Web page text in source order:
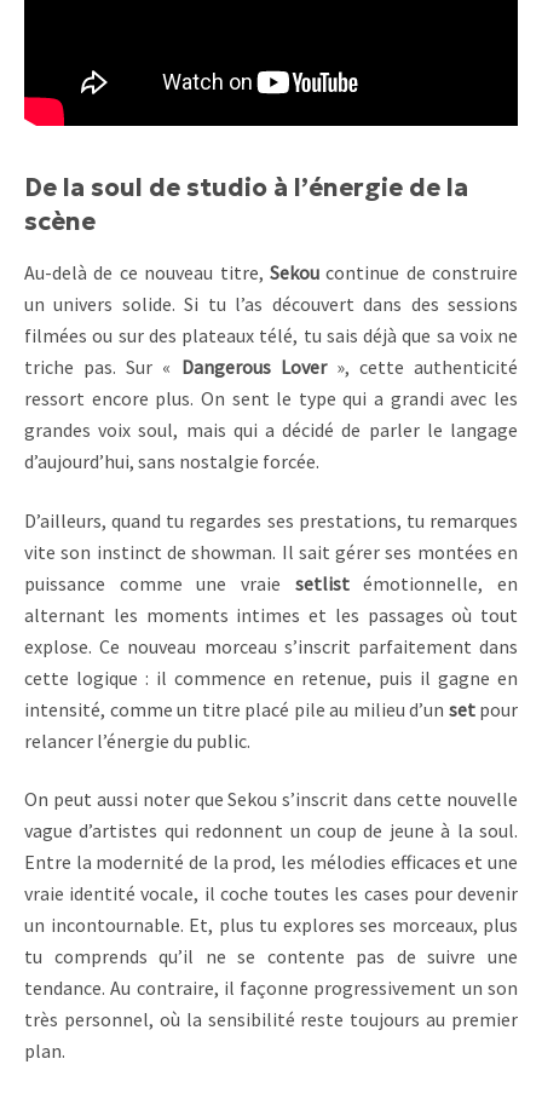
De la soul de studio à l’énergie de la
scène
Au-delà de ce nouveau titre, Sekoucontinue de construire
un univers solide. Si tu l’as découvert dans des sessions
filmées ou sur des plateaux télé, tu sais déjà que sa voix ne
triche pas. Sur « Dangerous Lover», cette authenticité
ressort encore plus. On sent le type qui a grandi avec les
grandes voix soul, mais qui a décidé de parler le langage
d’aujourd’hui, sans nostalgie forcée.
D’ailleurs, quand tu regardes ses prestations, tu remarques
vite son instinct de showman. Il sait gérer ses montées en
puissance comme une vraie setlistémotionnelle, en
alternant les moments intimes et les passages où tout
explose. Ce nouveau morceau s’inscrit parfaitement dans
cette logique : il commence en retenue, puis il gagne en
intensité, comme un titre placé pile au milieu d’un setpour
relancer l’énergie du public.
On peut aussi noter que Sekou s’inscrit dans cette nouvelle
vague d’artistes qui redonnent un coup de jeune à la soul.
Entre la modernité de la prod, les mélodies efficaces et une
vraie identité vocale, il coche toutes les cases pour devenir
un incontournable. Et, plus tu explores ses morceaux, plus
tu comprends qu’il ne se contente pas de suivre une
tendance. Au contraire, il façonne progressivement un son
très personnel, où la sensibilité reste toujours au premier
plan.